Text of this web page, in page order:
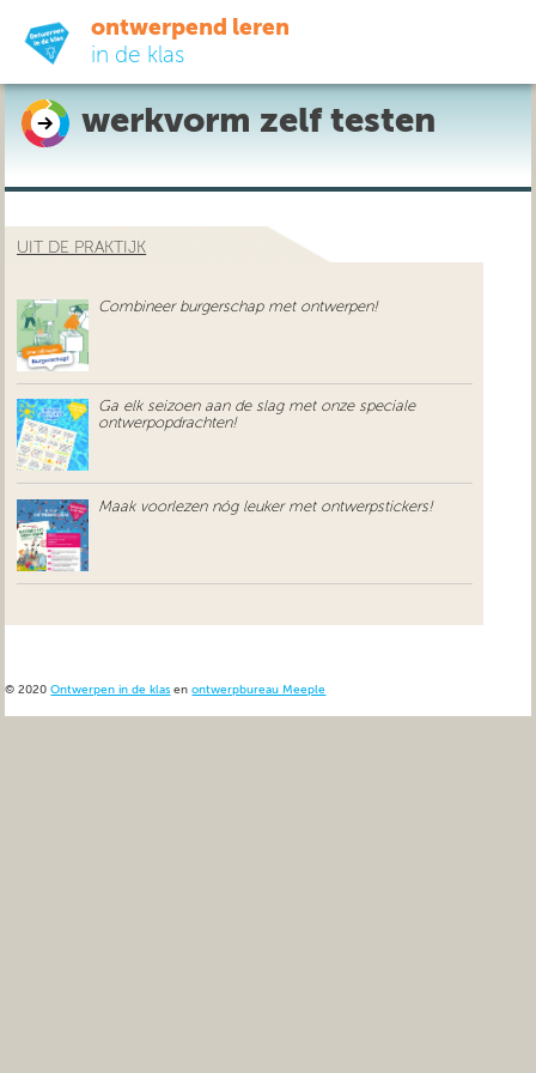
ontwerpend leren
in de klas
ready-to-go
do-it-yourself
uit de praktijk
over ons
werkvorm zelf testen
UIT DE PRAKTIJK
Combineer burgerschap met ontwerpen!
Ga elk seizoen aan de slag met onze speciale
ontwerpopdrachten!
Maak voorlezen nóg leuker met ontwerpstickers!
© 2020Ontwerpen in de klas enontwerpbureau Meeple